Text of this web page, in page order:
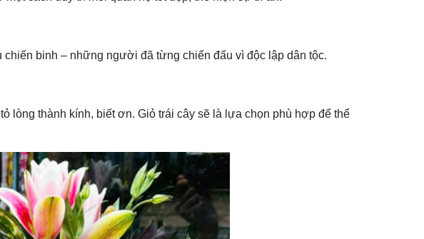
binh – những người đã từng chiến đấu vì độc lập dân tộc.
lòng thành kính, biết ơn. Giỏ trái cây sẽ là lựa chọn phù hợp để thể